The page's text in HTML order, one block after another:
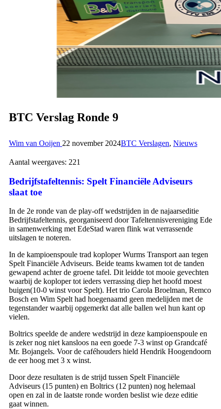
BTC Verslag Ronde 9
Wim van Ooijen 22 november 2024BTC Verslagen, Nieuws
Aantal weergaves: 221
Bedrijfstafeltennis: Spelt Financiële Adviseurs
slaat toe
In de 2e ronde van de play-off wedstrijden in de najaarseditie
Bedrijfstafeltennis, georganiseerd door Tafeltennisvereniging Ede
in samenwerking met EdeStad waren flink wat verrassende
uitslagen te noteren.
In de kampioenspoule trad koploper Wurms Transport aan tegen
Spelt Financiële Adviseurs. Beide teams kwamen tot de tanden
gewapend achter de groene tafel. Dit leidde tot mooie gevechten
waarbij de koploper tot ieders verrassing diep het hoofd moest
buigen(10-0 winst voor Spelt). Het trio Carola Broelman, Remco
Bosch en Wim Spelt had hoegenaamd geen medelijden met de
tegenstander waarbij opgemerkt dat alle ballen wel hun kant op
vielen.
Boltrics speelde de andere wedstrijd in deze kampioenspoule en
is zeker nog niet kansloos na een goede 7-3 winst op Grandcafé
Mr. Bojangels. Voor de caféhouders hield Hendrik Hoogendoorn
de eer hoog met 3 x winst.
Door deze resultaten is de strijd tussen Spelt Financiële
Adviseurs (15 punten) en Boltrics (12 punten) nog helemaal
open en zal in de laatste ronde worden beslist wie deze editie
gaat winnen.